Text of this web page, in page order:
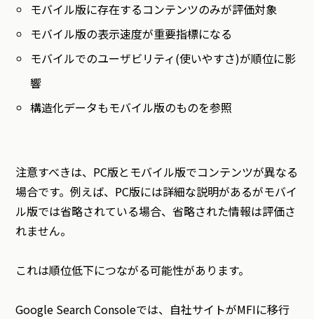
モバイル版に存在するコンテンツのみが評価対象
モバイル版の表示速度が重要指標になる
モバイルでのユーザビリティ(使いやすさ)が順位に影
響
構造化データもモバイル版のものを参照
注意すべきは、PC版とモバイル版でコンテンツが異なる
場合です。例えば、PC版には詳細な説明があるがモバイ
ル版では省略されている場合、省略された情報は評価さ
れません。
これは順位低下につながる可能性があります。
Google Search Consoleでは、自社サイトがMFIに移行